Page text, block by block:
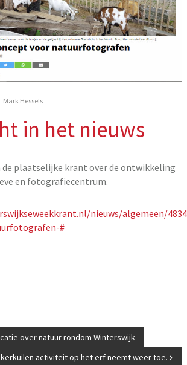
Mark Hessels
in het nieuws
plaatselijke krant over de ontwikkeling
en fotografiecentrum.
nieuws/algemeen/
#
over natuur rondom Winterswijk
kerkuilen activiteit op het erf neemt weer toe.